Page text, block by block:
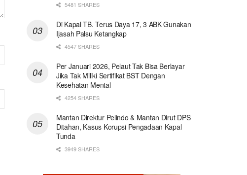
5481 SHARES
Di Kapal TB. Terus Daya 17, 3 ABK Gunakan
Ijasah Palsu Ketangkap
4547 SHARES
Per Januari 2026, Pelaut Tak Bisa Berlayar
Jika Tak Miliki Sertifikat BST Dengan
Kesehatan Mental
4254 SHARES
Mantan Direktur Pelindo & Mantan Dirut DPS
Ditahan, Kasus Korupsi Pengadaan Kapal
Tunda
3949 SHARES